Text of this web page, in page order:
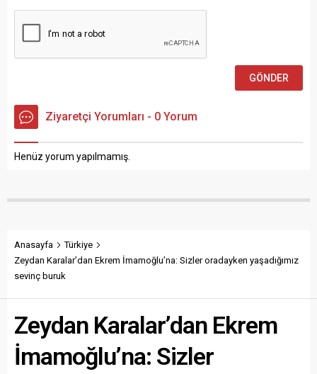
Ziyaretçi Yorumları - 0 Yorum
Henüz yorum yapılmamış.
Anasayfa
Türkiye
Zeydan Karalar’dan Ekrem İmamoğlu’na: Sizler oradayken yaşadığımız
sevinç buruk
Zeydan Karalar’dan Ekrem
İmamoğlu’na: Sizler